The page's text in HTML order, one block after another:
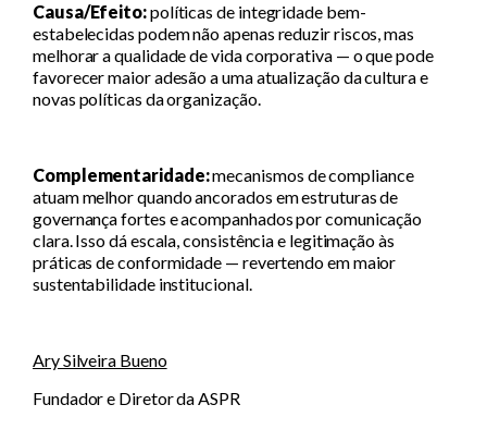
Causa/Efeito:políticas de integridade bem-
estabelecidas podem não apenas reduzir riscos, mas
melhorar a qualidade de vida corporativa — o que pode
favorecer maior adesão a uma atualização da cultura e
novas políticas da organização.
Complementaridade:mecanismos de compliance
atuam melhor quando ancorados em estruturas de
governança fortes e acompanhados por comunicação
clara. Isso dá escala, consistência e legitimação às
práticas de conformidade — revertendo em maior
sustentabilidade institucional.
Ary Silveira Bueno
Fundador e Diretor da ASPR